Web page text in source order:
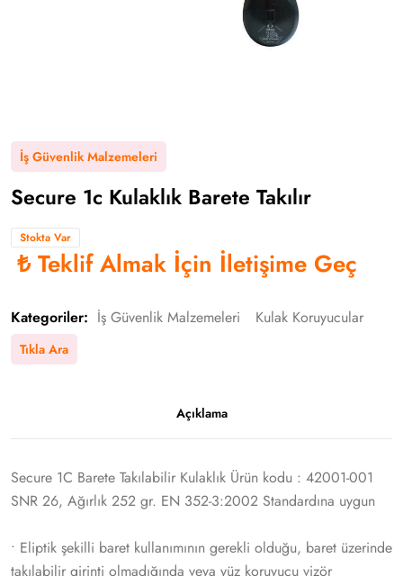
İş Güvenlik Malzemeleri
Secure 1c Kulaklık Barete Takılır
Stokta Var
₺Teklif Almak İçin İletişime Geç
Kategoriler: İş Güvenlik Malzemeleri Kulak Koruyucular
Tıkla Ara
Açıklama
Secure 1C Barete Takılabilir Kulaklık Ürün kodu : 42001-001
SNR 26, Ağırlık 252 gr. EN 352‐3:2002 Standardına uygun
• Eliptik şekilli baret kullanımının gerekli olduğu, baret üzerinde
takılabilir girinti olmadığında veya yüz koruyucu vizör